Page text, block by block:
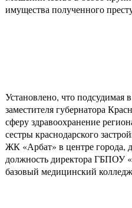
имущества полученного
Установлено, что подсудимая
заместителя губернатора
сферу здравоохранение
сестры краснодарского
ЖК «Арбат» в центре города,
должность директора ГБПОУ
базовый медицинский